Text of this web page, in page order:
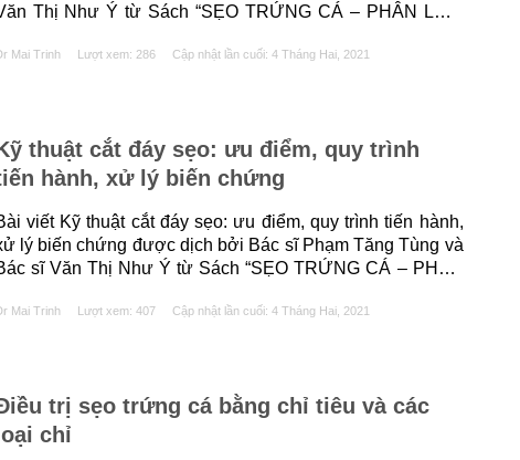
Thị Như Ý từ Sách “SẸO TRỨNG CÁ – PHÂN LOẠI
De Padova, Gabriella Fabbrocini, Kenneth......
Mai Trinh Lượt xem: 286 Cập nhật lần cuối: 4 Tháng Hai, 2021
thuật cắt đáy sẹo: ưu điểm, quy trình
hành, xử lý biến chứng
viết Kỹ thuật cắt đáy sẹo: ưu điểm, quy trình tiến hành,
lý biến chứng được dịch bởi Bác sĩ Phạm Tăng Tùng và
sĩ Văn Thị Như Ý từ Sách “SẸO TRỨNG CÁ – PHÂN
Pia De Padova, Gabriella......
Mai Trinh Lượt xem: 407 Cập nhật lần cuối: 4 Tháng Hai, 2021
trị sẹo trứng cá bằng chỉ tiêu và các
chỉ